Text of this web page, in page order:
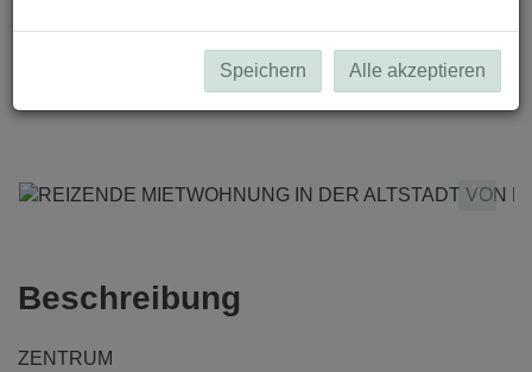
Beschreibung
ZENTRUM
Speichern Alle akzeptieren